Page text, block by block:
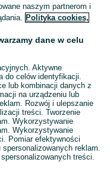
naszym partnerom i
Polityka cookies,
dane w celu
Aktywne
do celów identyfikacji.
lub kombinacji danych z
na urządzeniu lub
Rozwój i ulepszanie
treści. Tworzenie
Wykorzystywanie
Wykorzystywanie
Pomiar efektywności
reklam.
treści.